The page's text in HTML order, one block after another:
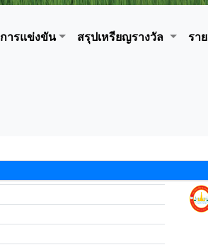
ารแข่งขัน สรุปเหรียญรางวัล รา